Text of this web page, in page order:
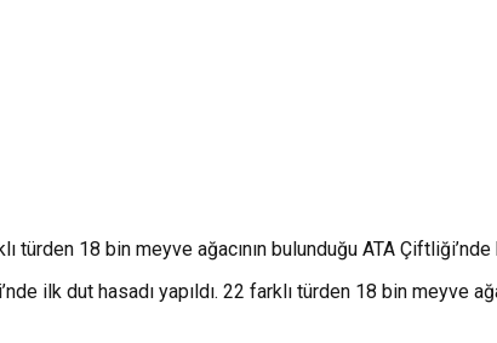
18 bin meyve ağacının bulunduğu ATA
ilk dut hasadı yapıldı. 22 farklı türden 18 bin meyve